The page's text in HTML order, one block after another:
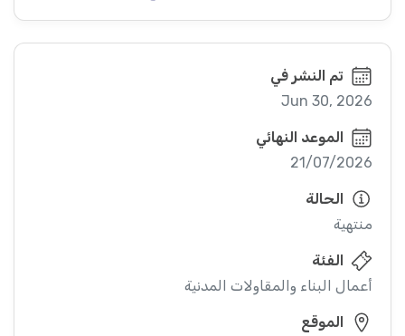
تم النشر في
Jun 30, 2026
الموعد النهائي
21/07/2026
الحالة
منتهية
الفئة
أعمال البناء والمقاولات المدنية
الموقع